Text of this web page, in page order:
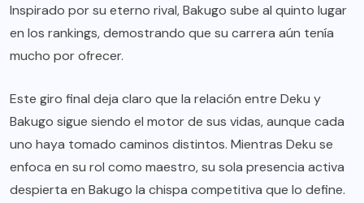
Inspirado por su eterno rival, Bakugo sube al quinto lugar
en los rankings, demostrando que su carrera aún tenía
mucho por ofrecer.
Este giro final deja claro que la relación entre Deku y
Bakugo sigue siendo el motor de sus vidas, aunque cada
uno haya tomado caminos distintos. Mientras Deku se
enfoca en su rol como maestro, su sola presencia activa
despierta en Bakugo la chispa competitiva que lo define.